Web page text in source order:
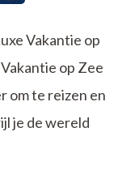
Vakantie op
op Zee
om te reizen en
je de wereld